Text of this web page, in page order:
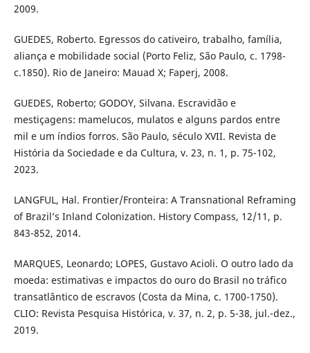
2009.
GUEDES, Roberto. Egressos do cativeiro, trabalho, família,
aliança e mobilidade social (Porto Feliz, São Paulo, c. 1798-
c.1850). Rio de Janeiro: Mauad X; Faperj, 2008.
GUEDES, Roberto; GODOY, Silvana. Escravidão e
mestiçagens: mamelucos, mulatos e alguns pardos entre
mil e um índios forros. São Paulo, século XVII. Revista de
História da Sociedade e da Cultura, v. 23, n. 1, p. 75-102,
2023.
LANGFUL, Hal. Frontier/Fronteira: A Transnational Reframing
of Brazil’s Inland Colonization. History Compass, 12/11, p.
843-852, 2014.
MARQUES, Leonardo; LOPES, Gustavo Acioli. O outro lado da
moeda: estimativas e impactos do ouro do Brasil no tráfico
transatlântico de escravos (Costa da Mina, c. 1700-1750).
CLIO: Revista Pesquisa Histórica, v. 37, n. 2, p. 5-38, jul.-dez.,
2019.